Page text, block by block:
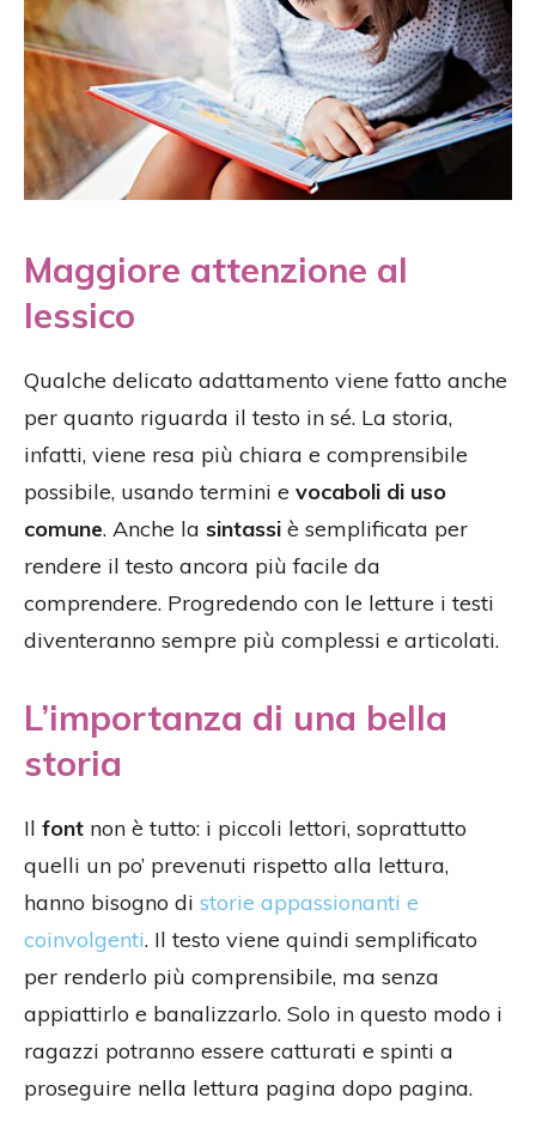
Maggiore attenzione al
lessico
Qualche delicato adattamento viene fatto anche
per quanto riguarda il testo in sé. La storia,
infatti, viene resa più chiara e comprensibile
possibile, usando termini e vocaboli di uso
comune. Anche la sintassi è semplificata per
rendere il testo ancora più facile da
comprendere. Progredendo con le letture i testi
diventeranno sempre più complessi e articolati.
L’importanza di una bella
storia
Il font non è tutto: i piccoli lettori, soprattutto
quelli un po’ prevenuti rispetto alla lettura,
hanno bisogno di storie appassionanti e
coinvolgenti. Il testo viene quindi semplificato
per renderlo più comprensibile, ma senza
appiattirlo e banalizzarlo. Solo in questo modo i
ragazzi potranno essere catturati e spinti a
proseguire nella lettura pagina dopo pagina.